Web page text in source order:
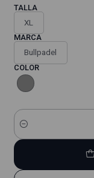
TALLA
XL
MARCA
Bullpadel
COLOR
Cantidad